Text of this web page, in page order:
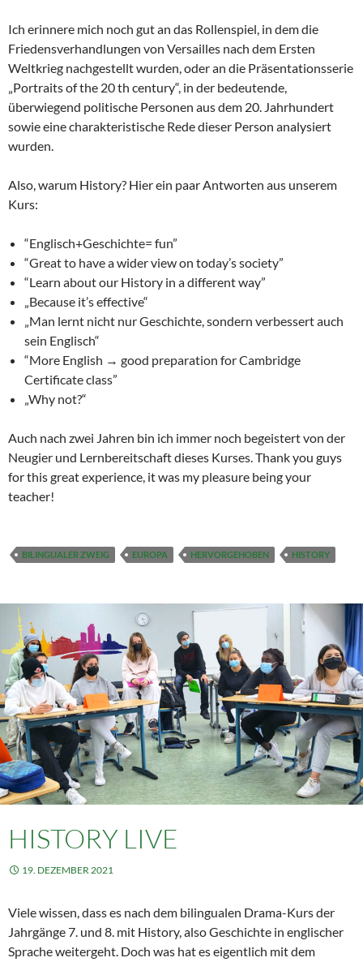
Ich erinnere mich noch gut an das Rollenspiel, in dem die
Friedensverhandlungen von Versailles nach dem Ersten
Weltkrieg nachgestellt wurden, oder an die Präsentationsserie
„Portraits of the 20 th century“, in der bedeutende,
überwiegend politische Personen aus dem 20. Jahrhundert
sowie eine charakteristische Rede dieser Person analysiert
wurden.
Also, warum History? Hier ein paar Antworten aus unserem
Kurs:
“Englisch+Geschichte= fun”
“Great to have a wider view on today’s society”
“Learn about our History in a different way”
„Because it’s effective“
„Man lernt nicht nur Geschichte, sondern verbessert auch
sein Englisch“
“More English → good preparation for Cambridge
Certificate class”
„Why not?“
Auch nach zwei Jahren bin ich immer noch begeistert von der
Neugier und Lernbereitschaft dieses Kurses. Thank you guys
for this great experience, it was my pleasure being your
teacher!
BILINGUALER ZWEIG EUROPA HERVORGEHOBEN HISTORY
HISTORY LIVE
19. DEZEMBER 2021
Viele wissen, dass es nach dem bilingualen Drama-Kurs der
Jahrgänge 7. und 8. mit History, also Geschichte in englischer
Sprache weitergeht. Doch was hat es eigentlich mit dem